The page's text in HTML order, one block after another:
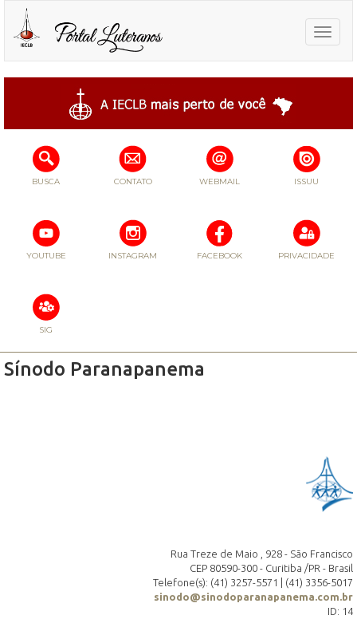
Toggle
BUSCA CONTATO WEBMAIL ISSUU
YOUTUBE INSTAGRAM FACEBOOK PRIVACIDADE
SIG
Sínodo Paranapanema
Rua Treze de Maio , 928 - São Francisco
CEP 80590-300 - Curitiba /PR - Brasil
Telefone(s): (41) 3257-5571 | (41) 3356-5017
sinodo@sinodoparanapanema.com.br
ID: 14